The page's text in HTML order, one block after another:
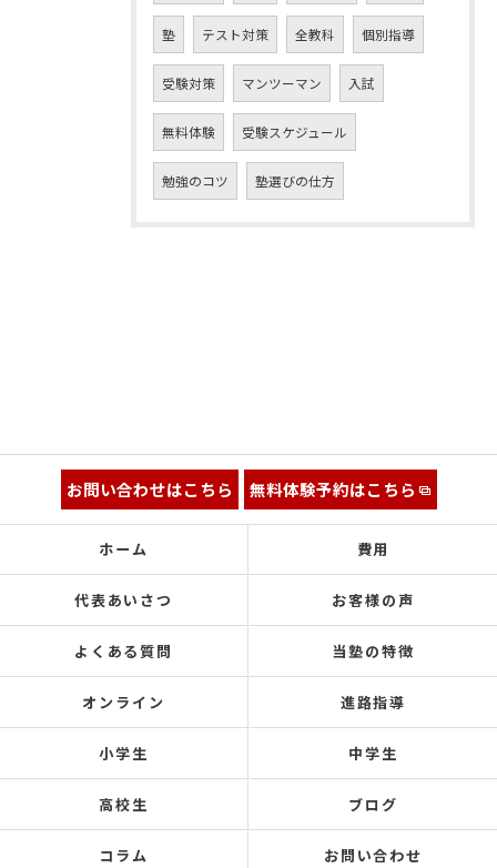
塾 テスト対策 全教科 個別指導
受験対策 マンツーマン 入試
無料体験 受験スケジュール
勉強のコツ 塾選びの仕方
お問い合わせはこちら 無料体験予約はこちら
ホーム 費用
代表あいさつ お客様の声
よくある質問 当塾の特徴
オンライン 進路指導
小学生 中学生
高校生 ブログ
コラム お問い合わせ